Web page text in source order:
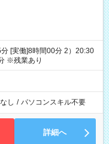
[実働]8時間00分 2）20:30
※残業あり
し / パソコンスキル不要
詳細へ